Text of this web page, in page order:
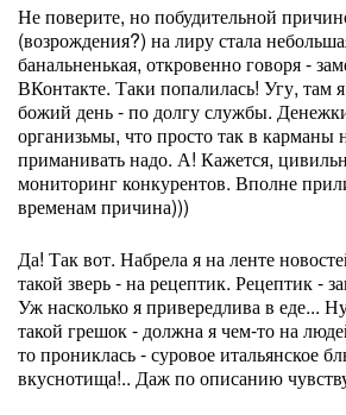
Не поверите, но побудительной
(возрождения?) на лиру стала
банальненькая, откровенно говоря -
ВКонтакте. Таки попалилась! Угу, там
божий день - по долгу службы.
организьмы, что просто так в карманы
приманивать надо. А! Кажется,
мониторинг конкурентов. Вполне
временам причина)))
Да! Так вот. Набрела я на ленте
такой зверь - на рецептик. Рецептик -
Уж насколько я привередлива в еде...
такой грешок - должна я чем-то на
то прониклась - суровое итальянское
вкуснотища!.. Даж по описанию